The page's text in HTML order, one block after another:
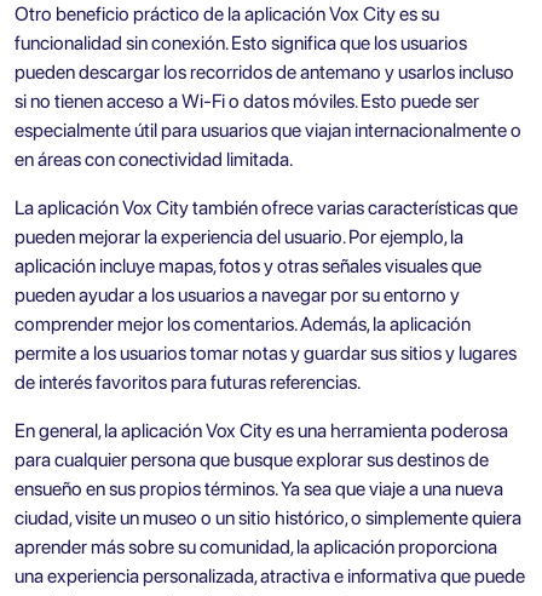
Otro beneficio práctico de la aplicación Vox City es su
funcionalidad sin conexión. Esto significa que los usuarios
pueden descargar los recorridos de antemano y usarlos incluso
si no tienen acceso a Wi-Fi o datos móviles. Esto puede ser
especialmente útil para usuarios que viajan internacionalmente o
en áreas con conectividad limitada.
La aplicación Vox City también ofrece varias características que
pueden mejorar la experiencia del usuario. Por ejemplo, la
aplicación incluye mapas, fotos y otras señales visuales que
pueden ayudar a los usuarios a navegar por su entorno y
comprender mejor los comentarios. Además, la aplicación
permite a los usuarios tomar notas y guardar sus sitios y lugares
de interés favoritos para futuras referencias.
En general, la aplicación Vox City es una herramienta poderosa
para cualquier persona que busque explorar sus destinos de
ensueño en sus propios términos. Ya sea que viaje a una nueva
ciudad, visite un museo o un sitio histórico, o simplemente quiera
aprender más sobre su comunidad, la aplicación proporciona
una experiencia personalizada, atractiva e informativa que puede